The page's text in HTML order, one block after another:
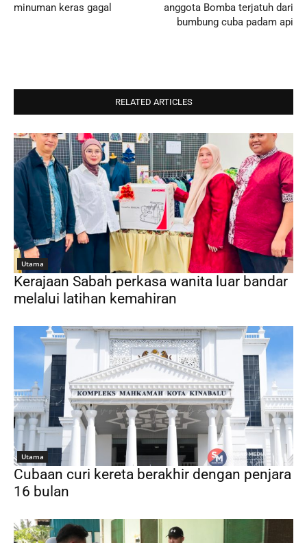
minuman keras gagal
anggota Bomba terjatuh dari
bumbung cuba padam api
RELATED ARTICLES
Utama
Kerajaan Sabah perkasa wanita luar bandar
melalui latihan kemahiran
Utama
Cubaan curi kereta berakhir dengan penjara
16 bulan